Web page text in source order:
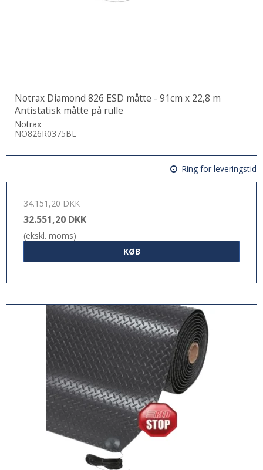
Notrax Diamond 826 ESD måtte - 91cm x 22,8 m
Antistatisk måtte på rulle
Notrax
NO826R0375BL
Ring for leveringstid
34.151,20 DKK
32.551,20 DKK
(ekskl. moms)
KØB